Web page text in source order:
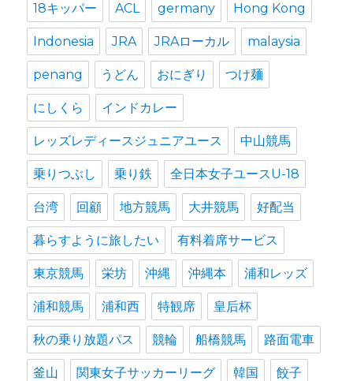
18キッパー ACL germany Hong Kong
Indonesia JRA JRAローカル malaysia
penang うどん おにぎり つけ麺
にしくら インドカレー
レッズレディースジュニアユース 中山競馬
乗りつぶし 乗り鉄 全日本女子ユースU-18
台湾 回顧 地方競馬 大井競馬 好配当
暮らすように旅したい 有料着席サービス
東京競馬 栄坊 沖縄 沖縄本 浦和レッズ
浦和競馬 浦和西 特観席 皇后杯
秋の乗り放題パス 競輪 船橋競馬 路面電車
釜山 関東女子サッカーリーグ 韓国 餃子